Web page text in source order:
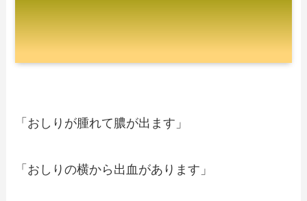
「おしりが腫れて膿が出ます」
「おしりの横から出血があります」